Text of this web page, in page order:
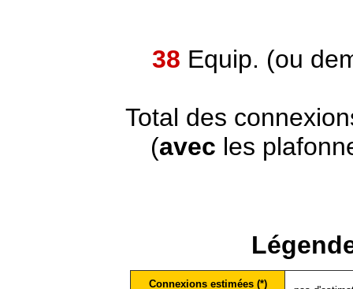
38 Equip. (ou
Total des
(avec les
Connexions estimées (*)